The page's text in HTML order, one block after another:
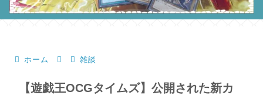
ホーム 雑談
【遊戯王OCGタイムズ】公開された新カ